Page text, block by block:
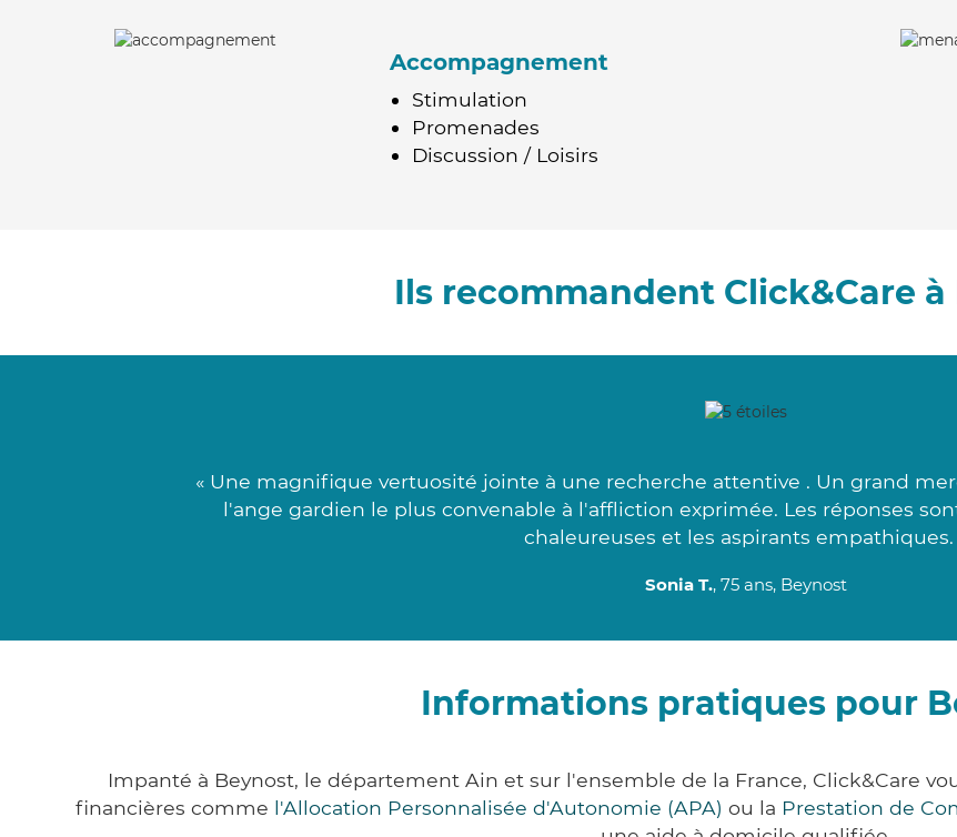
Accompagnement
Stimulation
Promenades
Discussion / Loisirs
Ils recommandent Click&Care
« Une magnifique vertuosité jointe à une recherche attentive . Un grand
l'ange gardien le plus convenable à l'affliction exprimée. Les réponses
chaleureuses et les aspirants empathiques.
Sonia T., 75 ans, Beynost
Informations pratiques pour
Impanté à Beynost, le département Ain et sur l'ensemble de la France, Click&Care
financières comme l'Allocation Personnalisée d'Autonomie (APA) ou la Prestation de